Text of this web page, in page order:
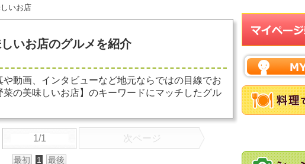
いお店
いお店のグルメを紹介
動画、インタビューなど地元ならではの目線でお
の美味しいお店】のキーワードにマッチしたグル
1/1 次ページ
最初 1 最後